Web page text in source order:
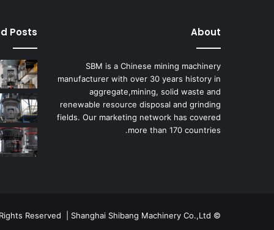
About
SBM is a Chinese mining machinery
manufacturer with over 30 years history in
aggregate,mining, solid waste and
renewable resource disposal and grinding
fields. Our marketing network has covered
more than 170 countries.
Posts
© Copyright 2026, All Rights Reserved | Shanghai Shibang Machinery Co.,Ltd